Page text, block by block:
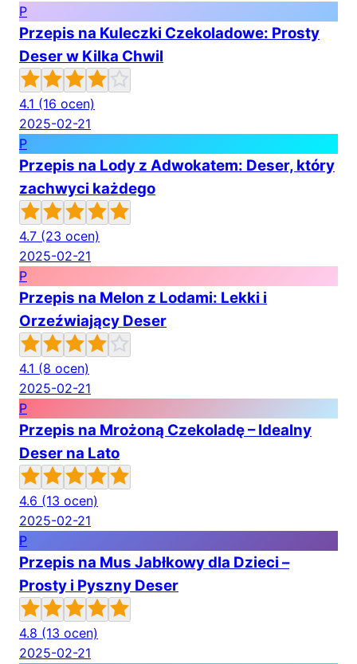
P
Przepis na Kuleczki Czekoladowe: Prosty
Deser w Kilka Chwil
4.1 (16 ocen)
2025-02-21
P
Przepis na Lody z Adwokatem: Deser, który
zachwyci każdego
4.7 (23 ocen)
2025-02-21
P
Przepis na Melon z Lodami: Lekki i
Orzeźwiający Deser
4.1 (8 ocen)
2025-02-21
P
Przepis na Mrożoną Czekoladę – Idealny
Deser na Lato
4.6 (13 ocen)
2025-02-21
P
Przepis na Mus Jabłkowy dla Dzieci –
Prosty i Pyszny Deser
4.8 (13 ocen)
2025-02-21